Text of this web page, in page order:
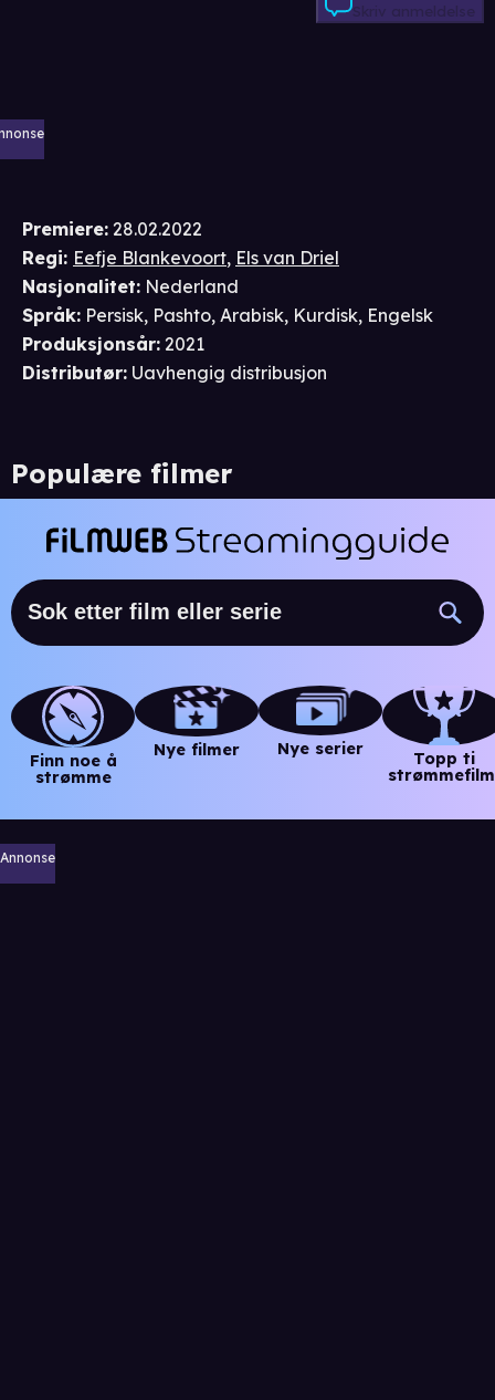
Skriv anmeldelse
Premiere: 28.02.2022
Regi: Eefje Blankevoort, Els van Driel
Nasjonalitet: Nederland
Språk: Persisk, Pashto, Arabisk, Kurdisk, Engelsk
Produksjonsår: 2021
Distributør: Uavhengig distribusjon
Populære filmer
Finn noe å
strømme
Nye filmer Nye serier
Topp ti
Annonse